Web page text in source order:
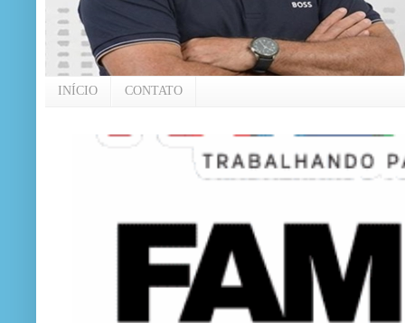
INÍCIO CONTATO